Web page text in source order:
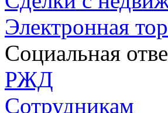
Электронная
Социальная
РЖД
Сотрудникам